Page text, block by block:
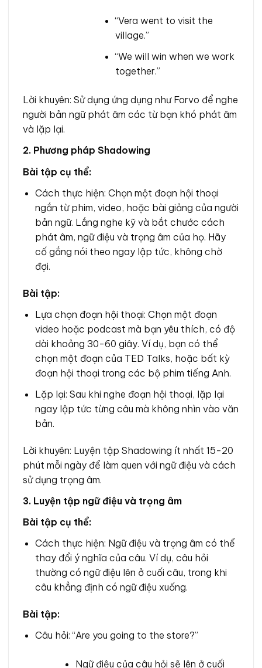
“Vera went to visit the
village.”
“We will win when we work
together.”
Lời khuyên: Sử dụng ứng dụng như Forvo để nghe
người bản ngữ phát âm các từ bạn khó phát âm
và lặp lại.
2. Phương pháp Shadowing
Bài tập cụ thể:
Cách thực hiện: Chọn một đoạn hội thoại
ngắn từ phim, video, hoặc bài giảng của người
bản ngữ. Lắng nghe kỹ và bắt chước cách
phát âm, ngữ điệu và trọng âm của họ. Hãy
cố gắng nói theo ngay lập tức, không chờ
đợi.
Bài tập:
Lựa chọn đoạn hội thoại: Chọn một đoạn
video hoặc podcast mà bạn yêu thích, có độ
dài khoảng 30-60 giây. Ví dụ, bạn có thể
chọn một đoạn của TED Talks, hoặc bất kỳ
đoạn hội thoại trong các bộ phim tiếng Anh.
Lặp lại: Sau khi nghe đoạn hội thoại, lặp lại
ngay lập tức từng câu mà không nhìn vào văn
bản.
Lời khuyên: Luyện tập Shadowing ít nhất 15-20
phút mỗi ngày để làm quen với ngữ điệu và cách
sử dụng trọng âm.
3. Luyện tập ngữ điệu và trọng âm
Bài tập cụ thể:
Cách thực hiện: Ngữ điệu và trọng âm có thể
thay đổi ý nghĩa của câu. Ví dụ, câu hỏi
thường có ngữ điệu lên ở cuối câu, trong khi
câu khẳng định có ngữ điệu xuống.
Bài tập:
Câu hỏi: “Are you going to the store?”
Ngữ điệu của câu hỏi sẽ lên ở cuối